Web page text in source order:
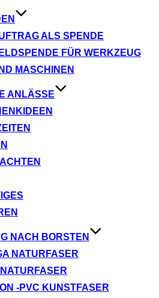
ALS SPENDE
FÜR WERKZEUG
MASCHINEN
ANLÄSSE
NACH BORSTEN
NATURFASER
-PVC KUNSTFASER